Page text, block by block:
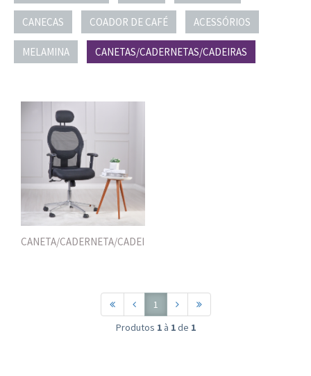
CANECAS COADOR DE CAFÉ ACESSÓRIOS
MELAMINA CANETAS/CADERNETAS/CADEIRAS
CANETA/CADERNETA/CADEIRAS
1
Produtos 1à 1de 1